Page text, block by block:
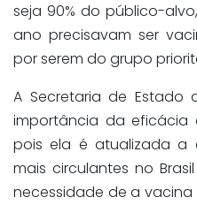
seja 90% do público-
ano precisavam ser
por serem do grupo
A Secretaria de Estado
importância da
pois ela é atualizada
mais circulantes no
necessidade de a